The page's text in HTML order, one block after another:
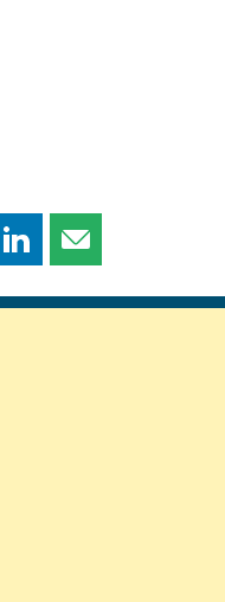
Partager
page
Partager
page